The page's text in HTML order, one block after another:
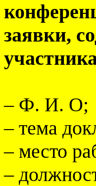
заявки,
– Ф. И. О;
– тема
– место
–